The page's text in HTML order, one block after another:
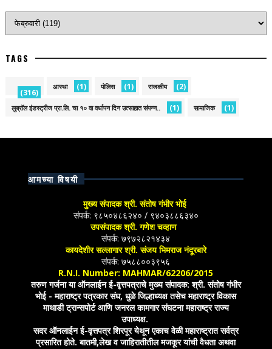
TAGS
(316)
आस्था (1) पोलिस (1) राजकीय (2)
लुब्रॉल इंडस्ट्रीज प्रा.लि. चा १० वा वर्धापन दिन उत्साहात संपन्न.. (1) सामाजिक (1)
आमच्या विषयी
मुख्य संपादक श्री. संतोष गंभीर भोई
संपर्क: ९८५०४८६२४० / ९४०३८८६३४०
उपसंपादक श्री. गणेश चव्हाण
संपर्क: ७९७२८२१४३४
कायदेशीर सल्लागार श्री. संजय भिमराज नंदूरबारे
संपर्क: ७५८८००३९५६
R.N.I. Number: MAHMAR/62206/2015
तरुण गर्जना या ऑनलाईन ई-वृत्तपत्राचे मुख्य संपादक: श्री. संतोष गंभीर
भोई - महाराष्ट्र पत्रकार संघ, धुळे जिल्हाध्यक्ष तसेच महाराष्ट्र विकास
माथाडी ट्रान्सपोर्ट आणि जनरल कामगार संघटना महाराष्ट्र राज्य
उपाध्यक्ष.
सदर ऑनलाईन ई-वृत्तपत्र शिरपूर येथून एकाच वेळी महाराष्ट्रात सर्वत्र
प्रसारित होते. बातमी,लेख व जाहिरातीतील मजकूर यांची वैधता अथवा